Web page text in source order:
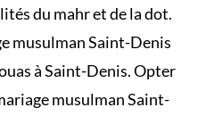
du mahr et de la dot.
musulman Saint-Denis
à Saint-Denis. Opter
musulman Saint-